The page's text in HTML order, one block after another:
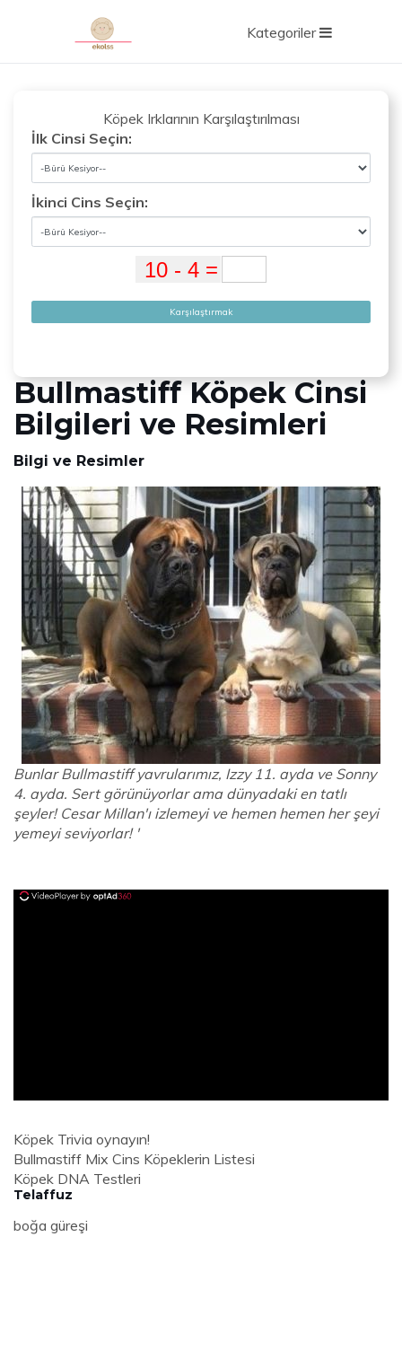
Kategoriler
Köpek Irklarının Karşılaştırılması
İlk Cinsi Seçin:
İkinci Cins Seçin:
Karşılaştırmak
Bullmastiff Köpek Cinsi
Bilgileri ve Resimleri
Bilgi ve Resimler
Bunlar Bullmastiff yavrularımız, Izzy 11. ayda ve Sonny
4. ayda. Sert görünüyorlar ama dünyadaki en tatlı
şeyler! Cesar Millan'ı izlemeyi ve hemen hemen her şeyi
yemeyi seviyorlar! '
Köpek Trivia oynayın!
Bullmastiff Mix Cins Köpeklerin Listesi
Köpek DNA Testleri
Telaffuz
boğa güreşi